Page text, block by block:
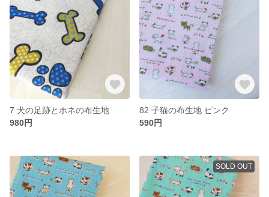
7 犬の足跡とホネの布生地
980円
82 子猫の布生地 ピンク
590円
SOLD OUT